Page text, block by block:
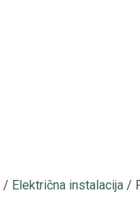
/ Električna instalacija /